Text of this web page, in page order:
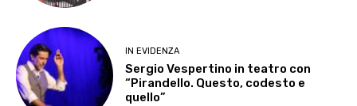
IN EVIDENZA
Sergio Vespertino in teatro con
“Pirandello. Questo, codesto e
quello”